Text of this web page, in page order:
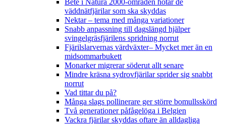
väddnätfjärilar som ska skyddas
Nektar – tema med många variationer
Snabb anpassning till dagslängd hjälper
svingelgräsfjärilens spridning norrut
Fjärilslarvernas värdväxter– Mycket mer än en
midsommarbukett
Monarker migrerar söderut allt senare
Mindre kräsna sydrovfjärilar sprider sig snabbt
norrut
Vad tittar du på?
Många slags pollinerare ger större bomullsskörd
Två generationer påfågelöga i Belgien
Vackra fjärilar skyddas oftare än alldagliga